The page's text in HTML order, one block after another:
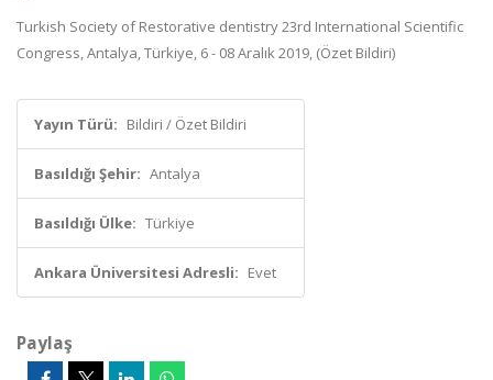
Turkish Society of Restorative dentistry 23rd International Scientific
Congress, Antalya, Türkiye, 6 - 08 Aralık 2019, (Özet Bildiri)
Yayın Türü: Bildiri / Özet Bildiri
Basıldığı Şehir: Antalya
Basıldığı Ülke: Türkiye
Ankara Üniversitesi Adresli: Evet
Paylaş